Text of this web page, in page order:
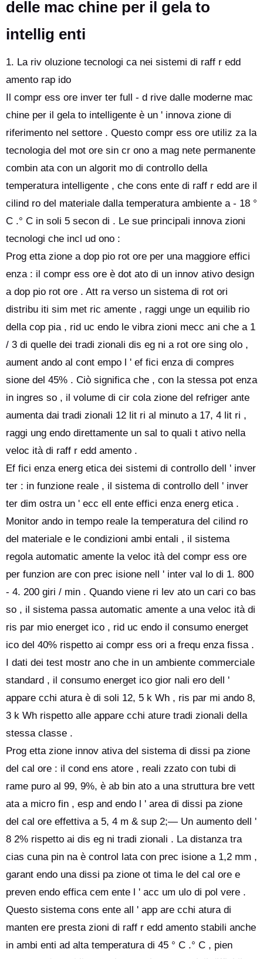
delle mac chine per il gela to
intellig enti
1. La riv oluzione tecnologi ca nei sistemi di raff r edd
amento rap ido
Il compr ess ore inver ter full - d rive dalle moderne mac
chine per il gela to intelligente è un ' innova zione di
riferimento nel settore . Questo compr ess ore utiliz za la
tecnologia del mot ore sin cr ono a mag nete permanente
combin ata con un algorit mo di controllo della
temperatura intelligente , che cons ente di raff r edd are il
cilind ro del materiale dalla temperatura ambiente a - 18 °
C .° C in soli 5 secon di . Le sue principali innova zioni
tecnologi che incl ud ono :
Prog etta zione a dop pio rot ore per una maggiore effici
enza : il compr ess ore è dot ato di un innov ativo design
a dop pio rot ore . Att ra verso un sistema di rot ori
distribu iti sim met ric amente , raggi unge un equilib rio
della cop pia , rid uc endo le vibra zioni mecc ani che a 1
/ 3 di quelle dei tradi zionali dis eg ni a rot ore sing olo ,
aument ando al cont empo l ' ef fici enza di compres
sione del 45% . Ciò significa che , con la stessa pot enza
in ingres so , il volume di cir cola zione del refriger ante
aumenta dai tradi zionali 12 lit ri al minuto a 17, 4 lit ri ,
raggi ung endo direttamente un sal to quali t ativo nella
veloc ità di raff r edd amento .
Ef fici enza energ etica dei sistemi di controllo dell ' inver
ter : in funzione reale , il sistema di controllo dell ' inver
ter dim ostra un ' ecc ell ente effici enza energ etica .
Monitor ando in tempo reale la temperatura del cilind ro
del materiale e le condizioni ambi entali , il sistema
regola automatic amente la veloc ità del compr ess ore
per funzion are con prec isione nell ' inter val lo di 1. 800
- 4. 200 giri / min . Quando viene ri lev ato un cari co bas
so , il sistema passa automatic amente a una veloc ità di
ris par mio energet ico , rid uc endo il consumo energet
ico del 40% rispetto ai compr ess ori a frequ enza fissa .
I dati dei test mostr ano che in un ambiente commerciale
standard , il consumo energet ico gior nali ero dell '
appare cchi atura è di soli 12, 5 k Wh , ris par mi ando 8,
3 k Wh rispetto alle appare cchi ature tradi zionali della
stessa classe .
Prog etta zione innov ativa del sistema di dissi pa zione
del cal ore : il cond ens atore , reali zzato con tubi di
rame puro al 99, 9%, è ab bin ato a una struttura bre vett
ata a micro fin , esp and endo l ' area di dissi pa zione
del cal ore effettiva a 5, 4 m & sup 2;— Un aumento dell '
8 2% rispetto ai dis eg ni tradi zionali . La distanza tra
cias cuna pin na è control lata con prec isione a 1,2 mm ,
garant endo una dissi pa zione ot tima le del cal ore e
preven endo effica cem ente l ' acc um ulo di pol vere .
Questo sistema cons ente all ' app are cchi atura di
manten ere presta zioni di raff r edd amento stabili anche
in ambi enti ad alta temperatura di 45 ° C .° C , pien